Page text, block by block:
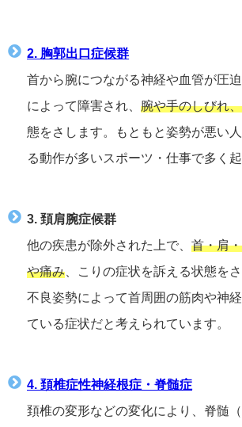
2. 胸郭出口症候群
首から腕につながる神経や血管が圧
によって障害され、 腕や手のしびれ
態をさします。もともと姿勢が悪い
る動作が多いスポーツ・仕事で多く起
3. 頚肩腕症候群
他の疾患が除外された上で、 首・肩
や痛み 、こりの症状を訴える状態を
不良姿勢によって首周囲の筋肉や神
ている症状だと考えられています。
4. 頚椎症性神経根症・脊髄症
頚椎の変形などの変化により、脊髄